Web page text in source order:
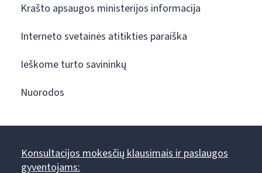
Krašto apsaugos ministerijos informacija
Interneto svetainės atitikties paraiška
Ieškome turto savininkų
Nuorodos
Konsultacijos mokesčių klausimais ir paslaugos
gyventojams: